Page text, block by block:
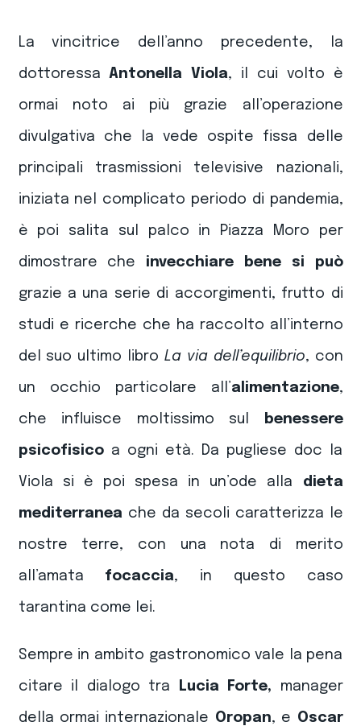
La vincitrice dell’anno precedente, la
dottoressaAntonella Viola, il cui volto è
ormai noto ai più grazie all’operazione
divulgativa che la vede ospite fissa delle
principali trasmissioni televisive nazionali,
iniziata nel complicato periodo di pandemia,
è poi salita sul palco in Piazza Moro per
dimostrare che invecchiare bene si può
grazie a una serie di accorgimenti, frutto di
studi e ricerche che ha raccolto all’interno
del suo ultimo libro La via dell’equilibrio, con
un occhio particolare all’alimentazione,
che influisce moltissimo sul benessere
psicofisicoa ogni età. Da pugliese doc la
Viola si è poi spesa in un’ode alla dieta
mediterranea che da secoli caratterizza le
nostre terre, con una nota di merito
all’amata focaccia, in questo caso
tarantina come lei.
Sempre in ambito gastronomico vale la pena
citare il dialogo tra Lucia Forte, manager
della ormai internazionale Oropan, e Oscar